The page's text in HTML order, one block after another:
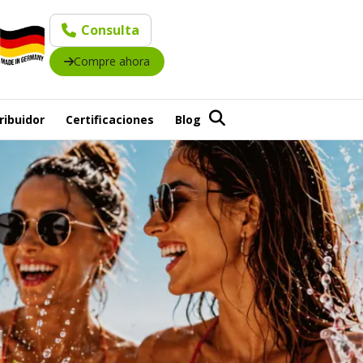
Consulta
Compre ahora
Certificaciones Blog